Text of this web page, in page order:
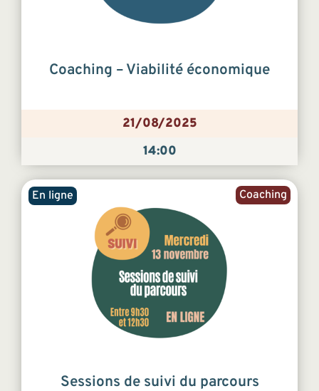
Coaching – Viabilité économique
21/08/2025
14:00
Coaching
En ligne
Sessions de suivi du parcours